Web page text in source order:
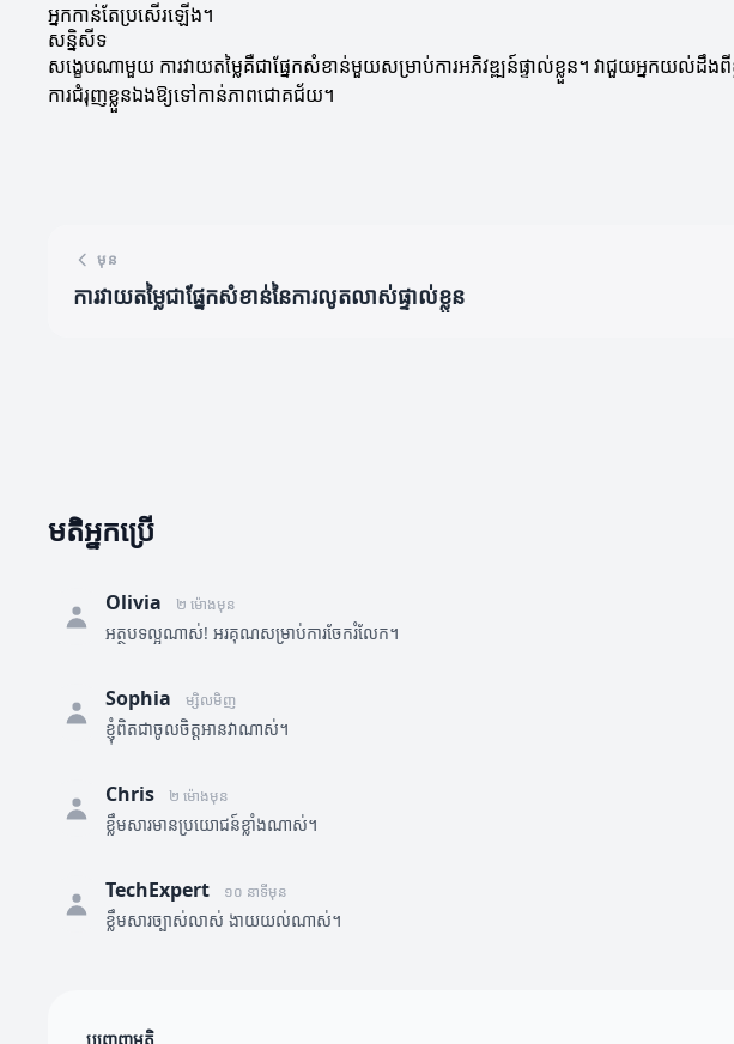
អ្នកកាន់តែប្រសើរឡើង។
សន្និសីទ
សង្ខេបណាមួយ ការវាយតម្លៃគឺជាផ្នែកសំខាន់មួយសម្រាប់ការអភិវឌ្ឍន៍ផ្ទាល់ខ្លួន។ វាជួយអ្នកយល់ដឹងពី
ការជំរុញខ្លួនឯងឱ្យទៅកាន់ភាពជោគជ័យ។
មុន
ការវាយតម្លៃជាផ្នែកសំខាន់នៃការលូតលាស់ផ្ទាល់ខ្លួន
មតិអ្នកប្រើ
Olivia ២ ម៉ោងមុន
អត្ថបទល្អណាស់! អរគុណសម្រាប់ការចែករំលែក។
Sophia ម្សិលមិញ
ខ្ញុំពិតជាចូលចិត្តអានវាណាស់។
Chris ២ ម៉ោងមុន
ខ្លឹមសារមានប្រយោជន៍ខ្លាំងណាស់។
TechExpert ១០ នាទីមុន
ខ្លឹមសារច្បាស់លាស់ ងាយយល់ណាស់។